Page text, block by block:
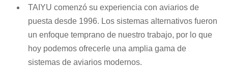
TAIYU comenzó su experiencia con aviarios de
puesta desde 1996. Los sistemas alternativos fueron
un enfoque temprano de nuestro trabajo, por lo que
hoy podemos ofrecerle una amplia gama de
sistemas de aviarios modernos.